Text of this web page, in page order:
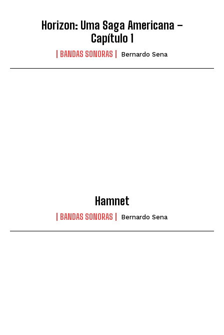
Horizon: Uma Saga Americana –
Capítulo 1
BANDAS SONORAS Bernardo Sena
Hamnet
BANDAS SONORAS Bernardo Sena